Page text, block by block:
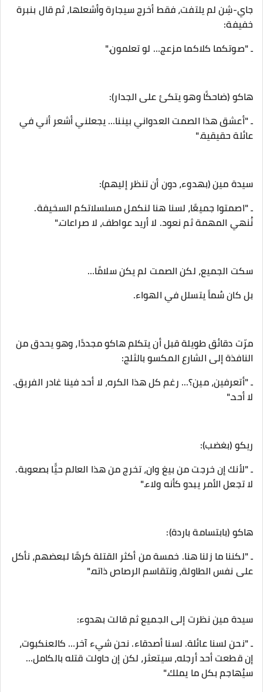
‎جاي-شِن لم يلتفت، فقط أخرج سيجارة وأشعلها، ثم قال بنبرة
خفيفة:
‎ـ "أعشق هذا الصمت العدواني بيننا… يجعلني أشعر أني في
عائلة حقيقية."
‎ـ "اصمتوا جميعًا، لسنا هنا لنكمل مسلسلاتكم السخيفة.
نُنهي المهمة ثم نعود. لا أريد عواطف، لا صراعات."
‎مرّت دقائق طويلة قبل أن يتكلم هاكو مجددًا، وهو يحدق من
النافذة إلى الشارع المكسو بالثلج:
‎ـ "أتعرفين، مين؟... رغم كل هذا الكره، لا أحد فينا غادر الفريق.
لا أحد."
‎ـ "لأنك إن خرجت من بيغ وان، تخرج من هذا العالم حيًّا بصعوبة.
لا تجعل الأمر يبدو كأنه ولاء."
‎ـ "لكننا ما زلنا هنا. خمسة من أكثر القتلة كرهًا لبعضهم، نأكل
على نفس الطاولة، ونتقاسم الرصاص ذاته."
‎ـ "نحن لسنا عائلة. لسنا أصدقاء. نحن شيء آخر… كالعنكبوت،
إن قطعت أحد أرجله، سيتعثر، لكن إن حاولت قتله بالكامل…
سيُهاجم بكل ما يملك."